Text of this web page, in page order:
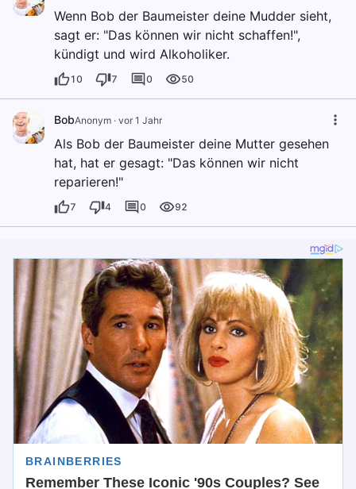
Wenn Bob der Baumeister deine Mudder sieht,
sagt er: "Das können wir nicht schaffen!",
kündigt und wird Alkoholiker.
10 7 0 50
BobAnonym · vor 1 Jahr
Als Bob der Baumeister deine Mutter gesehen
hat, hat er gesagt: "Das können wir nicht
reparieren!"
7 4 0 92